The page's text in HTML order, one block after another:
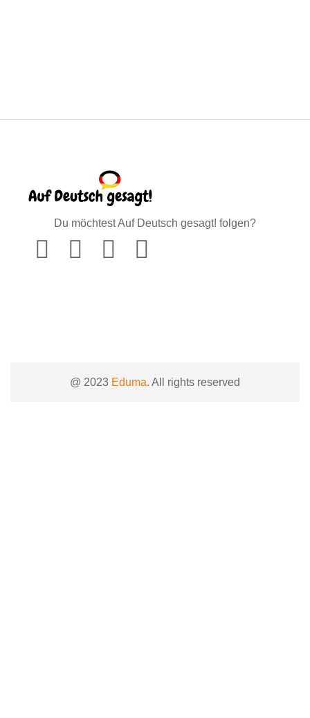
Du möchtest Auf Deutsch gesagt! folgen?
@ 2023 Eduma. All rights reserved